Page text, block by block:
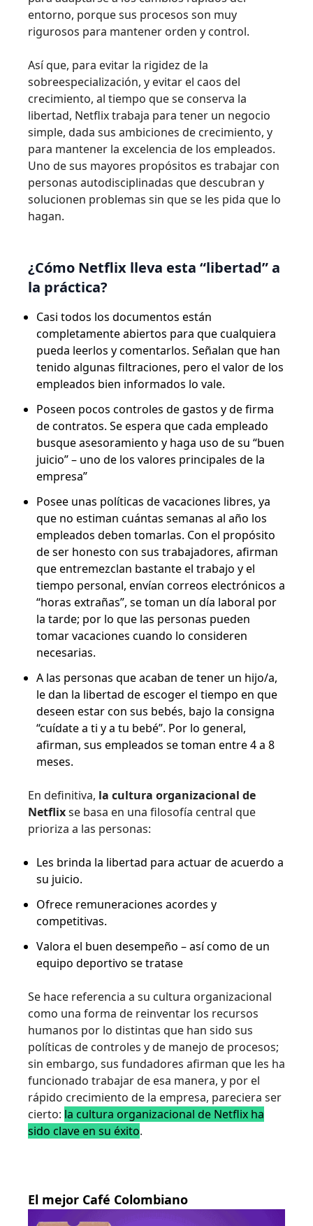
entorno, porque sus procesos son muy
rigurosos para mantener orden y control.
Así que, para evitar la rigidez de la
sobreespecialización, y evitar el caos del
crecimiento, al tiempo que se conserva la
libertad, Netflix trabaja para tener un negocio
simple, dada sus ambiciones de crecimiento, y
para mantener la excelencia de los empleados.
Uno de sus mayores propósitos es trabajar con
personas autodisciplinadas que descubran y
solucionen problemas sin que se les pida que lo
hagan.
¿Cómo Netflix lleva esta “libertad” a
la práctica?
Casi todos los documentos están
completamente abiertos para que cualquiera
pueda leerlos y comentarlos. Señalan que han
tenido algunas filtraciones, pero el valor de los
empleados bien informados lo vale.
Poseen pocos controles de gastos y de firma
de contratos. Se espera que cada empleado
busque asesoramiento y haga uso de su “buen
juicio” – uno de los valores principales de la
empresa”
Posee unas políticas de vacaciones libres, ya
que no estiman cuántas semanas al año los
empleados deben tomarlas. Con el propósito
de ser honesto con sus trabajadores, afirman
que entremezclan bastante el trabajo y el
tiempo personal, envían correos electrónicos a
“horas extrañas”, se toman un día laboral por
la tarde; por lo que las personas pueden
tomar vacaciones cuando lo consideren
necesarias.
A las personas que acaban de tener un hijo/a,
le dan la libertad de escoger el tiempo en que
deseen estar con sus bebés, bajo la consigna
“cuídate a ti y a tu bebé”. Por lo general,
afirman, sus empleados se toman entre 4 a 8
meses.
En definitiva, la cultura organizacional de
Netflixse basa en una filosofía central que
prioriza a las personas:
Les brinda la libertad para actuar de acuerdo a
su juicio.
Ofrece remuneraciones acordes y
competitivas.
Valora el buen desempeño – así como de un
equipo deportivo se tratase
Se hace referencia a su cultura organizacional
como una forma de reinventar los recursos
humanos por lo distintas que han sido sus
políticas de controles y de manejo de procesos;
sin embargo, sus fundadores afirman que les ha
funcionado trabajar de esa manera, y por el
rápido crecimiento de la empresa, pareciera ser
cierto: la cultura organizacional de Netflix ha
sido clave en su éxito.
El mejor Café Colombiano